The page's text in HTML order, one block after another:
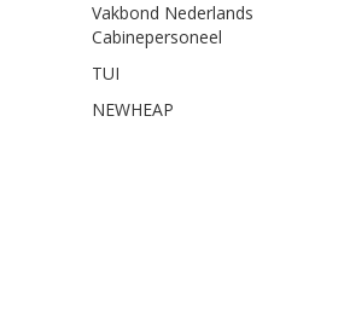
Vakbond Nederlands
Cabinepersoneel
TUI
NEWHEAP